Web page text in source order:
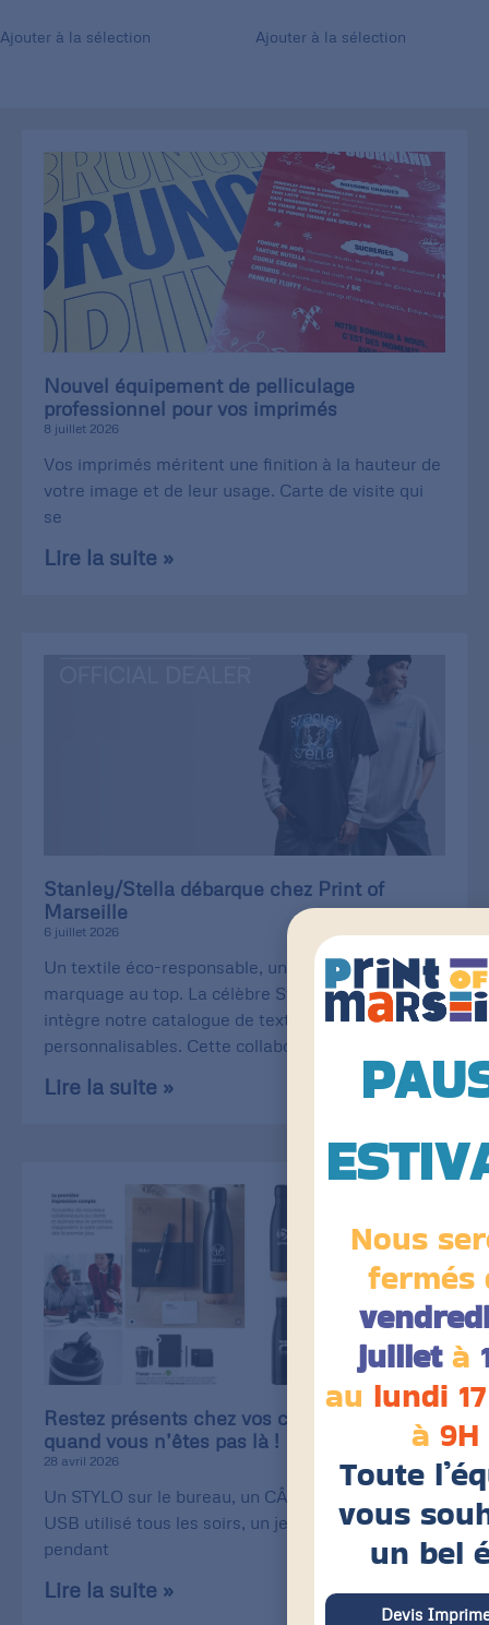
Ajouter à la sélection Ajouter à la sélection
Nouvel équipement de pelliculage
professionnel pour vos imprimés
8 juillet 2026
Vos imprimés méritent une finition à la hauteur de
votre image et de leur usage. Carte de visite qui
se
Lire la suite »
Stanley/Stella débarque chez Print of
Marseille
6 juillet 2026
Un textile éco-responsable, une qualité de
marquage au top. La célèbre Stanley/Stella
intègre notre catalogue de textiles
personnalisables. Cette collaboration
Lire la suite »
Restez présents chez vos clients, même
quand vous n’êtes pas là !
28 avril 2026
Un STYLO sur le bureau, un CÂBLE de recharge
USB utilisé tous les soirs, un jeu de CARTE utilisé
pendant
Lire la suite »
Nous
fermés
juilletà
au lundi
à 9H
Toute
vous
un bel
Devis